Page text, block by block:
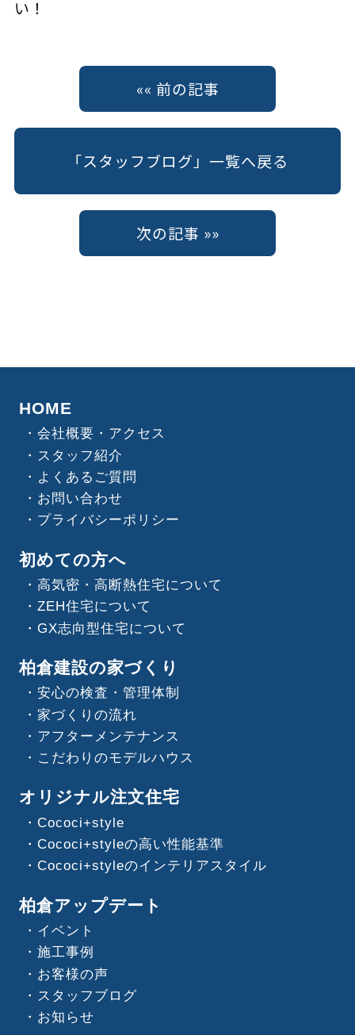
い！
«« 前の記事
次の記事 »»
「スタッフブログ」一覧へ戻る
HOME
会社概要・アクセス
スタッフ紹介
よくあるご質問
お問い合わせ
プライバシーポリシー
初めての方へ
高気密・高断熱住宅について
ZEH住宅について
GX志向型住宅について
柏倉建設の家づくり
安心の検査・管理体制
家づくりの流れ
アフターメンテナンス
こだわりのモデルハウス
オリジナル注文住宅
Cococi+style
Cococi+styleの高い性能基準
Cococi+styleのインテリアスタイル
柏倉アップデート
イベント
施工事例
お客様の声
スタッフブログ
お知らせ